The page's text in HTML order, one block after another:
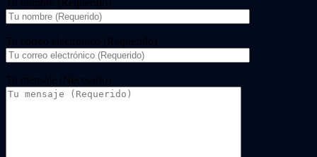
Tu nombre (Requerido)
Tu correo electrónico (Requerido)
Tu mensaje (Necesario)